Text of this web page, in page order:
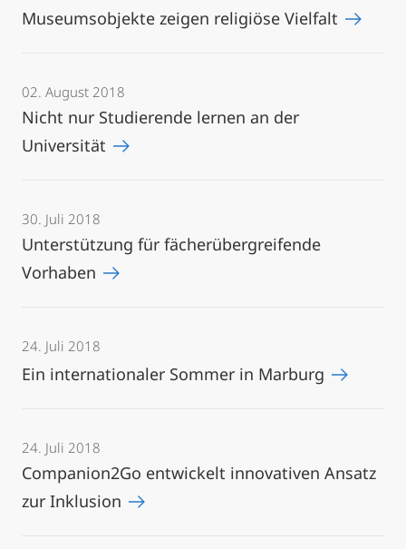
Museumsobjekte zeigen religiöse Vielfalt
02. August 2018
Nicht nur Studierende lernen an der
Universität
30. Juli 2018
Unterstützung für fächerübergreifende
Vorhaben
24. Juli 2018
Ein internationaler Sommer in Marburg
24. Juli 2018
Companion2Go entwickelt innovativen Ansatz
zur Inklusion